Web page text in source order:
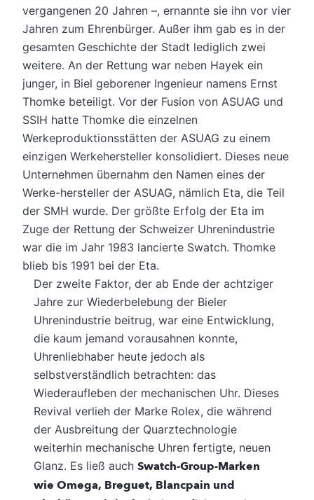
vergangenen 20 Jahren –, ernannte sie ihn vor vier
Jahren zum Ehrenbürger. Außer ihm gab es in der
gesamten Geschichte der Stadt lediglich zwei
weitere. An der Rettung war neben Hayek ein
junger, in Biel geborener Ingenieur namens Ernst
Thomke beteiligt. Vor der Fusion von ASUAG und
SSIH hatte Thomke die einzelnen
Werkeproduktionsstätten der ASUAG zu einem
einzigen Werkehersteller konsolidiert. Dieses neue
Unternehmen übernahm den Namen eines der
Werke-hersteller der ASUAG, nämlich Eta, die Teil
der SMH wurde. Der größte Erfolg der Eta im
Zuge der Rettung der Schweizer Uhrenindustrie
war die im Jahr 1983 lancierte Swatch. Thomke
blieb bis 1991 bei der Eta.
Der zweite Faktor, der ab Ende der achtziger
Jahre zur Wiederbelebung der Bieler
Uhrenindustrie beitrug, war eine Entwicklung,
die kaum jemand vorausahnen konnte,
Uhrenliebhaber heute jedoch als
selbstverständlich betrachten: das
Wiederaufleben der mechanischen Uhr. Dieses
Revival verlieh der Marke Rolex, die während
der Ausbreitung der Quarztechnologie
weiterhin mechanische Uhren fertigte, neuen
Glanz. Es ließ auch Swatch-Group-Marken
wie Omega, Breguet, Blancpain und